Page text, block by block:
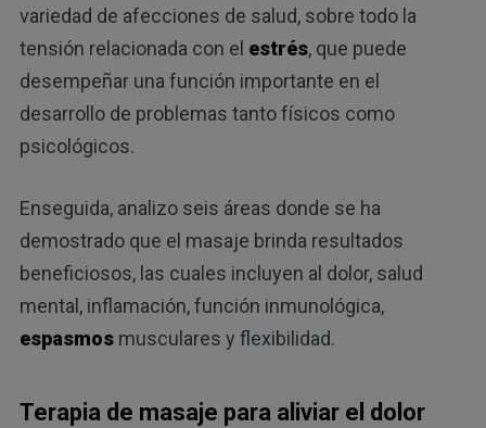
variedad de afecciones de salud, sobre todo la
tensión relacionada con el estrés, que puede
desempeñar una función importante en el
desarrollo de problemas tanto físicos como
psicológicos.
Enseguida, analizo seis áreas donde se ha
demostrado que el masaje brinda resultados
beneficiosos, las cuales incluyen al dolor, salud
mental, inflamación, función inmunológica,
espasmosmusculares y flexibilidad.
Terapia de masaje para aliviar el dolor